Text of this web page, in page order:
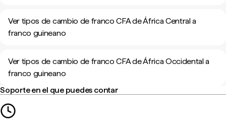
Ver tipos de cambio de franco CFA de África Central a
franco guineano
Ver tipos de cambio de franco CFA de África Occidental a
franco guineano
Soporte en el que puedes contar